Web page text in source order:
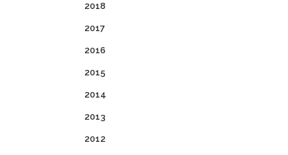
2018
2017
2016
2015
2014
2013
2012